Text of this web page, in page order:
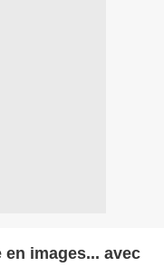
en images... avec